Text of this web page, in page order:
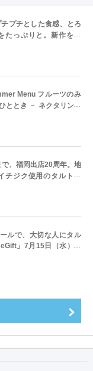
プチとした食感、とろ
たっぷりと。新作を含
場8月20日（木）スタ
Menu フルーツのみ
ととき － ネクタリン・
集めた全27種、8月1日
で、福岡出店20周年。地
チジク使用のタルトな
登場。
ルで、大切な人にタル
」7月15日（水）ス